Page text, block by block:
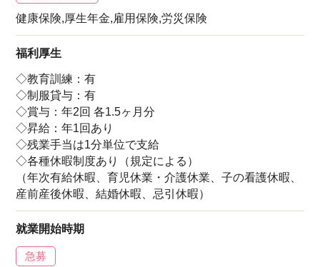
健康保険,厚生年金,雇用保険,労災保険
福利厚生
◇教育訓練：有
◇制服貸与：有
◇賞与：年2回 各1.5ヶ月分
◇昇給：年1回あり
◇残業手当は1分単位で支給
◇各種休暇制度あり（規定による）
（年次有給休暇、育児休業・介護休業、子の看護休暇、
産前産後休暇、結婚休暇、忌引休暇）
就業開始時期
急募